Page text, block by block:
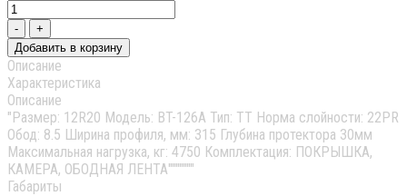
-
+
Добавить в корзину
Описание
Характеристика
Описание
"Размер: 12R20 Модель: BT-126А Тип: TT Норма слойности: 22PR
Обод: 8.5 Ширина профиля, мм: 315 Глубина протектора 30мм
Максимальная нагрузка, кг: 4750 Комплектация: ПОКРЫШКА,
КАМЕРА, ОБОДНАЯ ЛЕНТА"""""""
Габариты